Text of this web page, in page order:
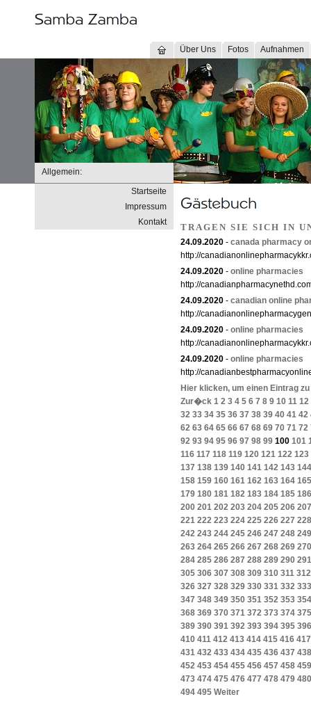
Über Uns Fotos Aufnahmen
Allgemein:
Startseite
Impressum
Kontakt
TRAGEN SIE SICH IN
24.09.2020 - canada pharmacy
http://
24.09.2020 - online pharmacies
http://
24.09.2020 - canadian online
http://
24.09.2020 - online pharmacies
http://
24.09.2020 - online pharmacies
http://
Hier klicken, um einen Eintrag
Zur�ck 1 2 3 4 5 6 7 8 9 10 11 12
32 33 34 35 36 37 38 39 40 41 42
62 63 64 65 66 67 68 69 70 71 72
92 93 94 95 96 97 98 99 100 101
116 117 118 119 120 121 122 123
137 138 139 140 141 142 143 144
158 159 160 161 162 163 164 165
179 180 181 182 183 184 185 186
200 201 202 203 204 205 206 207
221 222 223 224 225 226 227 228
242 243 244 245 246 247 248 249
263 264 265 266 267 268 269 270
284 285 286 287 288 289 290 291
305 306 307 308 309 310 311 312
326 327 328 329 330 331 332 333
347 348 349 350 351 352 353 354
368 369 370 371 372 373 374 375
389 390 391 392 393 394 395 396
410 411 412 413 414 415 416 417
431 432 433 434 435 436 437 438
452 453 454 455 456 457 458 459
473 474 475 476 477 478 479 480
494 495 Weiter